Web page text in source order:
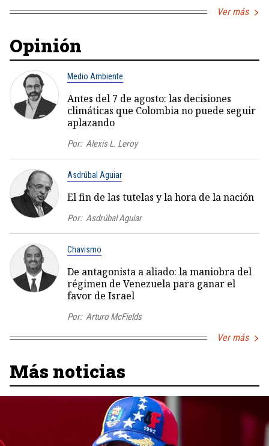
Ver más
Opinión
Medio Ambiente
Antes del 7 de agosto: las decisiones
climáticas que Colombia no puede seguir
aplazando
Por: Alexis L. Leroy
Asdrúbal Aguiar
El fin de las tutelas y la hora de la nación
Por: Asdrúbal Aguiar
Chavismo
De antagonista a aliado: la maniobra del
régimen de Venezuela para ganar el
favor de Israel
Por: Arturo McFields
Ver más
Más noticias